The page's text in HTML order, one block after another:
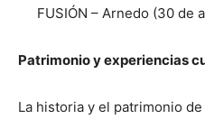
FUSIÓN – Arnedo (30 de
Patrimonio y experiencias
La historia y el patrimonio